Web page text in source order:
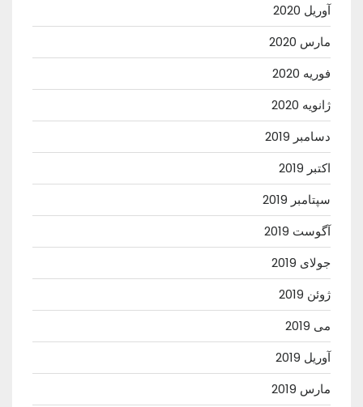
آوریل 2020
مارس 2020
فوریه 2020
ژانویه 2020
دسامبر 2019
اکتبر 2019
سپتامبر 2019
آگوست 2019
جولای 2019
ژوئن 2019
می 2019
آوریل 2019
مارس 2019